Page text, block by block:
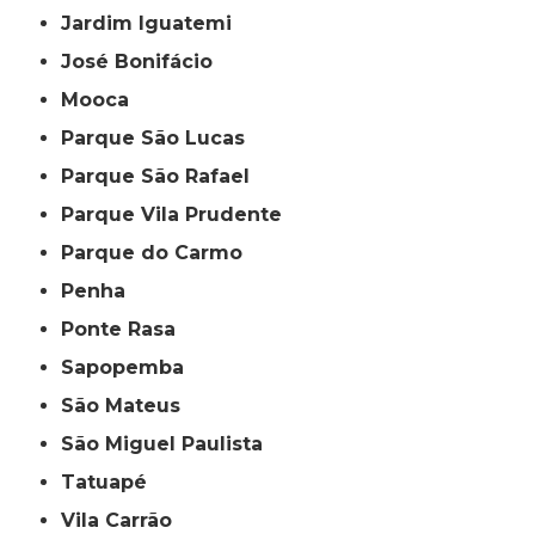
Jardim Iguatemi
José Bonifácio
Mooca
Parque São Lucas
Parque São Rafael
Parque Vila Prudente
Parque do Carmo
Penha
Ponte Rasa
Sapopemba
São Mateus
São Miguel Paulista
Tatuapé
Vila Carrão